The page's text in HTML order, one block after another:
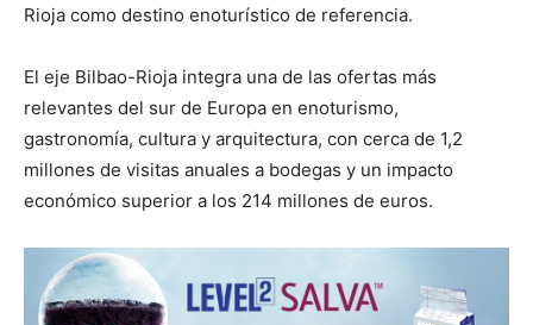
Rioja como destino enoturístico de referencia.
El eje Bilbao-Rioja integra una de las ofertas más
relevantes del sur de Europa en enoturismo,
gastronomía, cultura y arquitectura, con cerca de 1,2
millones de visitas anuales a bodegas y un impacto
económico superior a los 214 millones de euros.